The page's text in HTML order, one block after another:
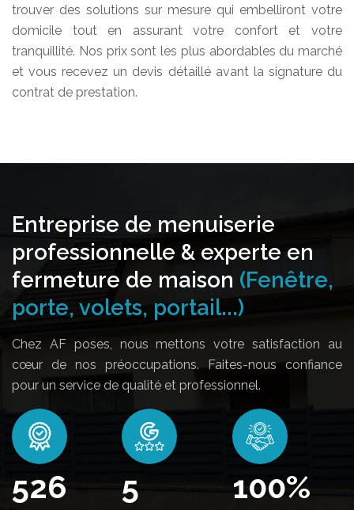
trouver des solutions sur mesure qui embelliront votre
domicile tout en assurant votre confort et votre
tranquillité. Nos prix sont les plus abordables du marché
et vous recevez un devis détaillé avant la signature du
contrat de prestation.
Entreprise de menuiserie
professionnelle & experte en
fermeture de maison (Fenêtre,
porte, volets, portail...)
Chez AF poses, nous mettons votre satisfaction au
cœur de nos préoccupations. Faites-nous confiance
pour un service de qualité et professionnel.
550 5 100%